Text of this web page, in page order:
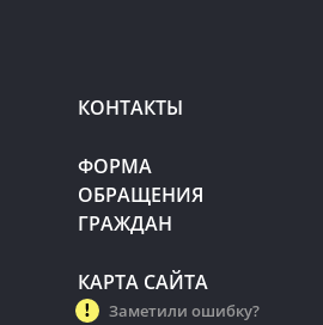
КОНТАКТЫ
ФОРМА
ОБРАЩЕНИЯ
ГРАЖДАН
КАРТА САЙТА
Заметили ошибку?